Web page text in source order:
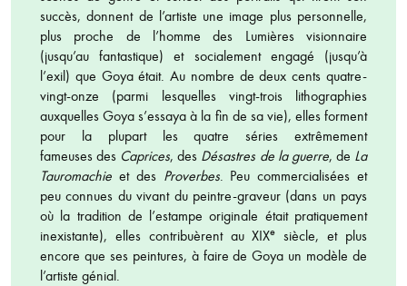
succès, donnent de l’artiste une image plus personnelle,
plus proche de l’homme des Lumières visionnaire
(jusqu’au fantastique) et socialement engagé (jusqu’à
l’exil) que Goya était. Au nombre de deux cents quatre-
vingt-onze (parmi lesquelles vingt-trois lithographies
auxquelles Goya s’essaya à la fin de sa vie), elles forment
pour la plupart les quatre séries extrêmement
fameuses des Caprices, des Désastres de la guerre, de La
Tauromachie et des Proverbes. Peu commercialisées et
peu connues du vivant du peintre-graveur (dans un pays
où la tradition de l’estampe originale était pratiquement
inexistante), elles contribuèrent au XIXe siècle, et plus
encore que ses peintures, à faire de Goya un modèle de
l’artiste génial.